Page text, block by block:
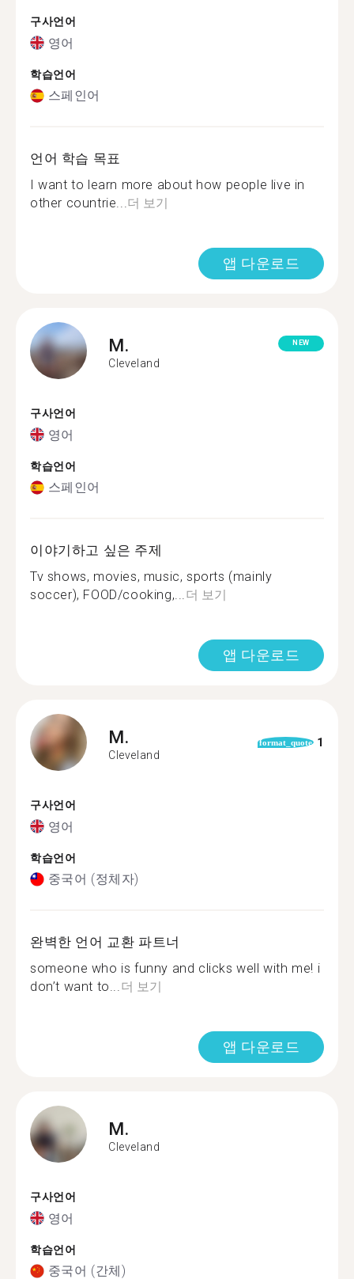
구사언어
영어
학습언어
스페인어
언어 학습 목표
I want to learn more about how people live in
other countrie...더 보기
앱 다운로드
M.
Cleveland
NEW
구사언어
영어
학습언어
스페인어
이야기하고 싶은 주제
Tv shows, movies, music, sports (mainly
soccer), FOOD/cooking,...더 보기
앱 다운로드
M.
Cleveland
format_quote 1
구사언어
영어
학습언어
중국어 (정체자)
완벽한 언어 교환 파트너
someone who is funny and clicks well with me! i
don’t want to...더 보기
앱 다운로드
M.
Cleveland
구사언어
영어
학습언어
중국어 (간체)